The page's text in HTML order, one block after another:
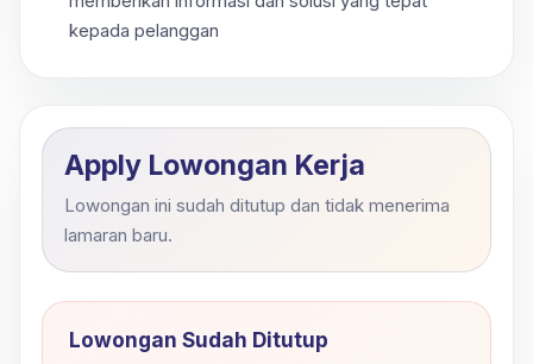
kepada pelanggan
Apply Lowongan Kerja
Lowongan ini sudah ditutup dan tidak menerima
lamaran baru.
Lowongan Sudah Ditutup